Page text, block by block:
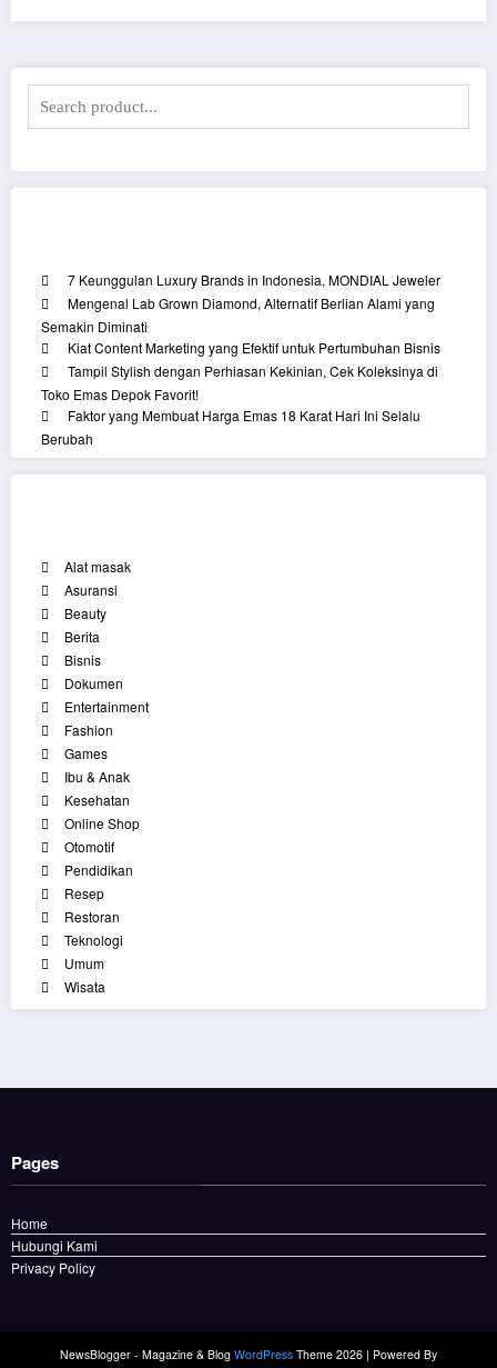
7 Keunggulan Luxury Brands in Indonesia, MONDIAL Jeweler
Mengenal Lab Grown Diamond, Alternatif Berlian Alami yang
Semakin Diminati
Kiat Content Marketing yang Efektif untuk Pertumbuhan Bisnis
Tampil Stylish dengan Perhiasan Kekinian, Cek Koleksinya di
Toko Emas Depok Favorit!
Faktor yang Membuat Harga Emas 18 Karat Hari Ini Selalu
Berubah
Alat masak
Asuransi
Beauty
Berita
Bisnis
Dokumen
Entertainment
Fashion
Games
Ibu & Anak
Kesehatan
Online Shop
Otomotif
Pendidikan
Resep
Restoran
Teknologi
Umum
Wisata
Pages
Home
Hubungi Kami
Privacy Policy
NewsBlogger - Magazine & Blog WordPress Theme 2026 | Powered By